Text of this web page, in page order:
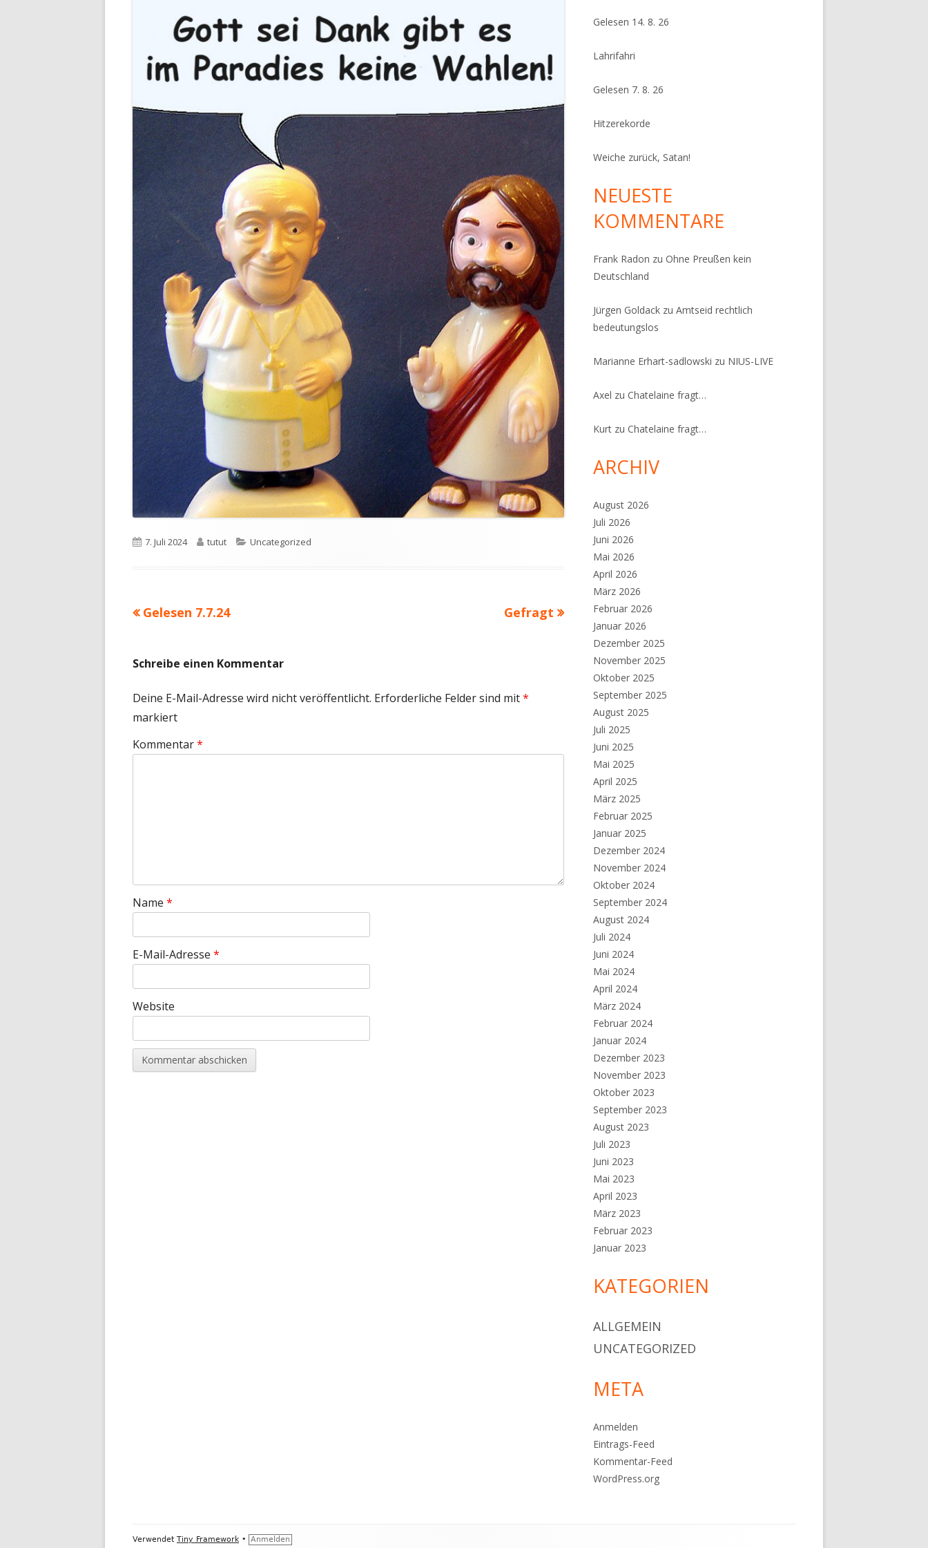
Veröffentlicht
7. Juli 2024 Autor
tutut Kategorien
Uncategorized
Beitragsnavigation
Vorheriger
Gelesen 7.7.24
Nächster
Gefragt
Schreibe einen Kommentar
Deine E-Mail-Adresse wird nicht veröffentlicht. Erforderliche Felder sind mit*
markiert
Kommentar*
Name *
E-Mail-Adresse *
Website
Gelesen 14. 8. 26
Lahrifahri
Gelesen 7. 8. 26
Hitzerekorde
Weiche zurück, Satan!
NEUESTE
KOMMENTARE
Frank Radon zuOhne Preußen kein
Deutschland
Jürgen Goldack zuAmtseid rechtlich
bedeutungslos
Marianne Erhart-sadlowski zu NIUS-LIVE
Axel zuChatelaine fragt…
Kurt zuChatelaine fragt…
ARCHIV
August 2026
Juli 2026
Juni 2026
Mai 2026
April 2026
März 2026
Februar 2026
Januar 2026
Dezember 2025
November 2025
Oktober 2025
September 2025
August 2025
Juli 2025
Juni 2025
Mai 2025
April 2025
März 2025
Februar 2025
Januar 2025
Dezember 2024
November 2024
Oktober 2024
September 2024
August 2024
Juli 2024
Juni 2024
Mai 2024
April 2024
März 2024
Februar 2024
Januar 2024
Dezember 2023
November 2023
Oktober 2023
September 2023
August 2023
Juli 2023
Juni 2023
Mai 2023
April 2023
März 2023
Februar 2023
Januar 2023
KATEGORIEN
ALLGEMEIN
UNCATEGORIZED
META
Anmelden
Eintrags-Feed
Kommentar-Feed
WordPress.org
Footer
Verwendet Tiny Framework • Anmelden